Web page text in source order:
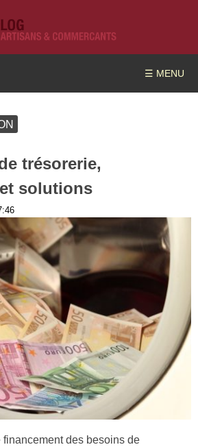
☰ MENU
trésorerie,
solutions
financement des besoins de